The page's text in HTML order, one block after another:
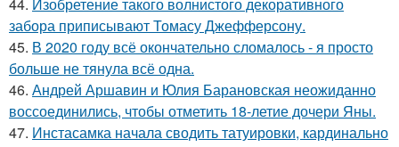
забора приписывают Томасу Джефферсону.
45. В 2020 году всё окончательно сломалось - я просто
больше не тянула всё одна.
46. Андрей Аршавин и Юлия Барановская неожиданно
воссоединились, чтобы отметить 18-летие дочери Яны.
47. Инстасамка начала сводить татуировки, кардинально